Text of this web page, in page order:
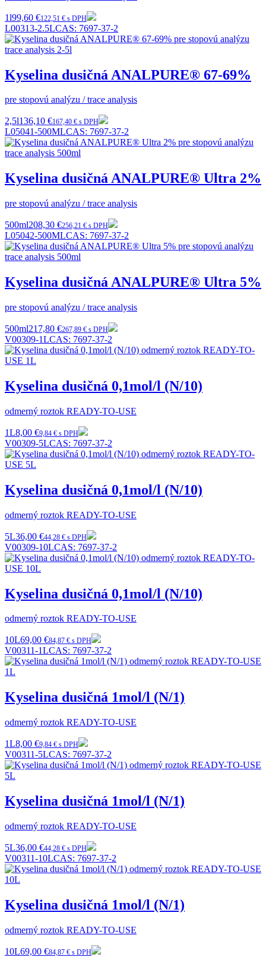
1l99,60 €122,51 € s DPH
L00313-2.5LCAS: 7697-37-2
Kyselina dusičná ANALPURE® 67-69%
pre stopovú analýzu / trace analysis
2,5l136,10 €167,40 € s DPH
L05041-500MLCAS: 7697-37-2
Kyselina dusičná ANALPURE® Ultra 2%
pre stopovú analýzu / trace analysis
500ml208,30 €256,21 € s DPH
L05042-500MLCAS: 7697-37-2
Kyselina dusičná ANALPURE® Ultra 5%
pre stopovú analýzu / trace analysis
500ml217,80 €267,89 € s DPH
V00309-1LCAS: 7697-37-2
Kyselina dusičná 0,1mol/l (N/10)
odmerný roztok READY-TO-USE
1L8,00 €9,84 € s DPH
V00309-5LCAS: 7697-37-2
Kyselina dusičná 0,1mol/l (N/10)
odmerný roztok READY-TO-USE
5L36,00 €44,28 € s DPH
V00309-10LCAS: 7697-37-2
Kyselina dusičná 0,1mol/l (N/10)
odmerný roztok READY-TO-USE
10L69,00 €84,87 € s DPH
V00311-1LCAS: 7697-37-2
Kyselina dusičná 1mol/l (N/1)
odmerný roztok READY-TO-USE
1L8,00 €9,84 € s DPH
V00311-5LCAS: 7697-37-2
Kyselina dusičná 1mol/l (N/1)
odmerný roztok READY-TO-USE
5L36,00 €44,28 € s DPH
V00311-10LCAS: 7697-37-2
Kyselina dusičná 1mol/l (N/1)
odmerný roztok READY-TO-USE
10L69,00 €84,87 € s DPH